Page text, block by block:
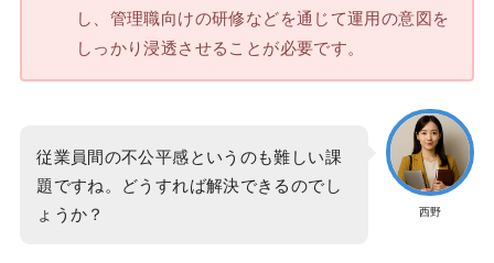
し、管理職向けの研修などを通じて運用の意図を
しっかり浸透させることが必要です。
西野
従業員間の不公平感というのも難しい課
題ですね。どうすれば解決できるのでし
ょうか？